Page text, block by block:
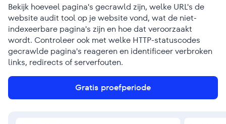
Bekijk hoeveel pagina's gecrawld zijn, welke URL's de
website audit tool op je website vond, wat de niet-
indexeerbare pagina's zijn en hoe dat veroorzaakt
wordt. Controleer ook met welke HTTP-statuscodes
gecrawlde pagina's reageren en identificeer verbroken
links, redirects of serverfouten.
Gratis proefperiode